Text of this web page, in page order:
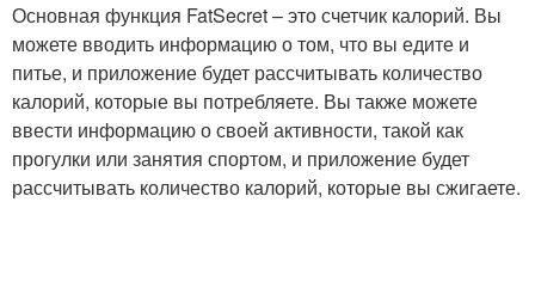
Основная функция FatSecret – это счетчик калорий. Вы
можете вводить информацию о том, что вы едите и
питье, и приложение будет рассчитывать количество
калорий, которые вы потребляете. Вы также можете
ввести информацию о своей активности, такой как
прогулки или занятия спортом, и приложение будет
рассчитывать количество калорий, которые вы сжигаете.